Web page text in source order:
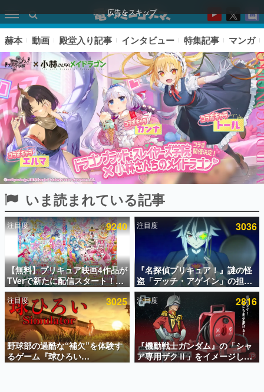
広告をスキップ
ピックアップ
電ファミのいま読まれている記事ランキング
アプリセール情報
インタビュー
連載・特集一覧
殿堂入り記事
SNS拡散数が数千以上！ ページビュー数万以上！ などな
ど。多くの人々に読まれた、電ファミ渾身の“殿堂入り”記
事をまとめました。
赫本 動画 殿堂入り記事 インタビュー 特集記事 マンガ
いま読まれている記事
注目度 9240
【無料】プリキュア映画4作品が
TVerで新たに配信スタート！な
んと2018年～2024年の映画ほぼ
すべてが見放題に、ぶっちゃけ
ありえないラインナップ
注目度 3036
『名探偵プリキュア！』謎の怪
盗「デッチ・アゲイン」の担当
キャストは天﨑滉平さんと判
明。『Re:ゼロから始める異世
界生活』オットー役、『ヒプノ
シスマイク』山田三郎役など
注目度 3025
野球部の過酷な“補欠”を体験す
るゲーム『球ひろい
Simulator』が「1件」のウィッ
注目度 2816
『機動戦士ガンダム』の「シャ
ア専用ザクⅡ」をイメージした
散水ホースリールが予約開始。